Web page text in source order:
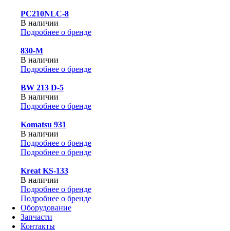
PC210NLC-8
В наличии
Подробнее о бренде
830-М
В наличии
Подробнее о бренде
BW 213 D-5
В наличии
Подробнее о бренде
Komatsu 931
В наличии
Подробнее о бренде
Подробнее о бренде
Kreat KS-133
В наличии
Подробнее о бренде
Подробнее о бренде
Оборудование
Запчасти
Контакты